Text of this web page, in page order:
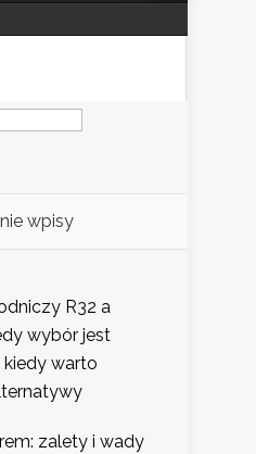
wpisy
R32 a
wybór jest
kiedy warto
zalety i wady